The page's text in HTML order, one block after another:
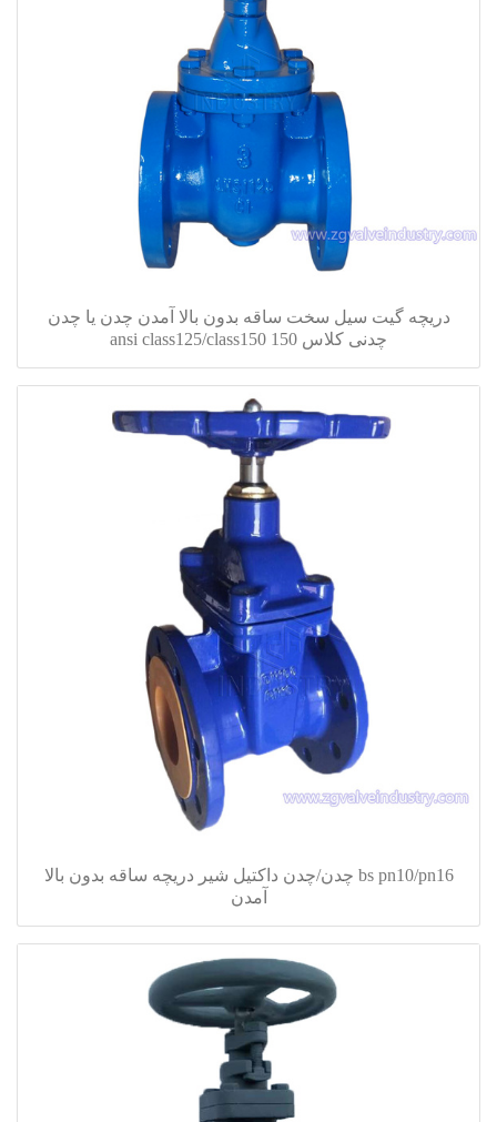
دریچه گیت سیل سخت ساقه بدون بالا آمدن چدن یا چدن
چدنی کلاس 150 ansi class125/class150
bs pn10/pn16 چدن/چدن داکتیل شیر دریچه ساقه بدون بالا
آمدن